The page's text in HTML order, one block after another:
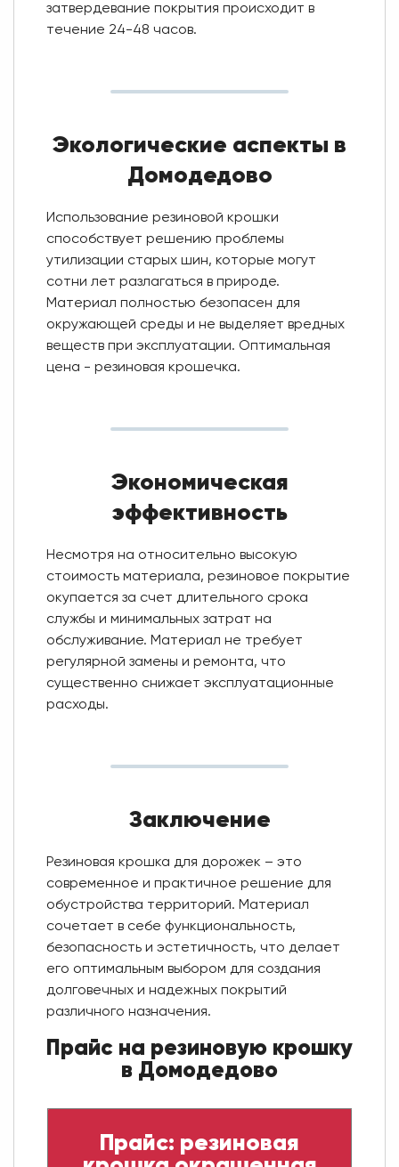
затвердевание покрытия происходит в
течение 24-48 часов.
Экологические аспекты в
Домодедово
Использование резиновой крошки
способствует решению проблемы
утилизации старых шин, которые могут
сотни лет разлагаться в природе.
Материал полностью безопасен для
окружающей среды и не выделяет вредных
веществ при эксплуатации. Оптимальная
цена - резиновая крошечка.
Экономическая
эффективность
Несмотря на относительно высокую
стоимость материала, резиновое покрытие
окупается за счет длительного срока
службы и минимальных затрат на
обслуживание. Материал не требует
регулярной замены и ремонта, что
существенно снижает эксплуатационные
расходы.
Заключение
Резиновая крошка для дорожек – это
современное и практичное решение для
обустройства территорий. Материал
сочетает в себе функциональность,
безопасность и эстетичность, что делает
его оптимальным выбором для создания
долговечных и надежных покрытий
различного назначения.
Прайс на резиновую крошку
в Домодедово
Прайс: резиновая